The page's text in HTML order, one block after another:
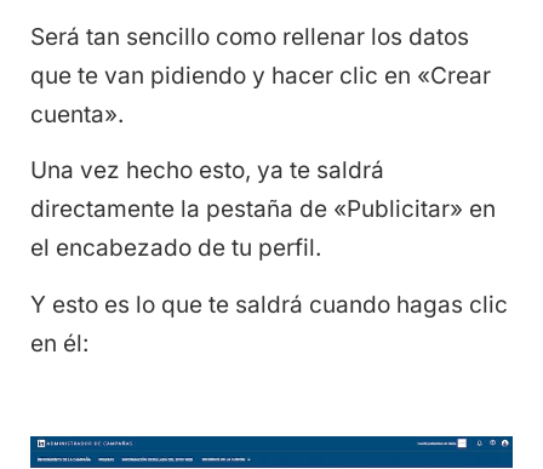
Será tan sencillo como rellenar los datos
que te van pidiendo y hacer clic en «Crear
cuenta».
Una vez hecho esto, ya te saldrá
directamente la pestaña de «Publicitar» en
el encabezado de tu perfil.
Y esto es lo que te saldrá cuando hagas clic
en él: